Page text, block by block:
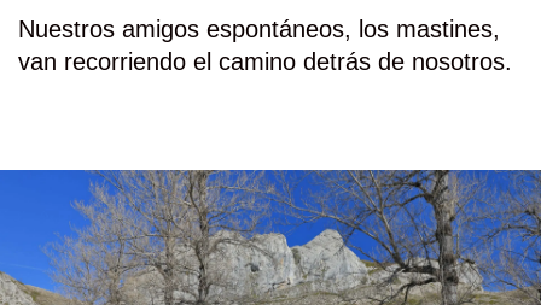
Nuestros amigos espontáneos, los mastines,
van recorriendo el camino detrás de nosotros.